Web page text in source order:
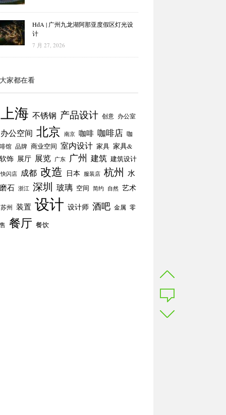
HdA | 广州九龙湖阿那亚度假区灯光设
计
7 月 27, 2026
家都在看
上海 不锈钢 产品设计 创意 办公室
办公空间 北京 南京 咖啡 咖啡店 咖
馆 品牌 商业空间 室内设计 家具 家具&
饰 展厅 展览 广东 广州 建筑 建筑设计
快闪店 成都 改造 日本 服装店 杭州 水
石 浙江 深圳 玻璃 空间 简约 自然 艺术
苏州 装置 设计 设计师 酒吧 金属 零
餐厅 餐饮